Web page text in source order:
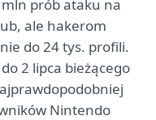
prób ataku na
ale hakerom
do 24 tys. profili.
2 lipca bieżącego
Nintendo